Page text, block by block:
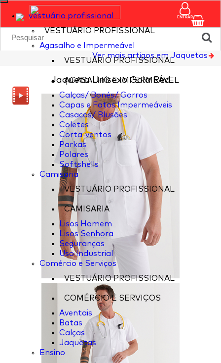
vestuário profissional
VESTUÁRIO PROFISSIONAL
Agasalho e Impermeável
VESTUÁRIO PROFISSIONAL
AGASALHO E IMPERMEÁVEL
Calças/ Bonés/ Gorros
Capas e Fatos Impermeáveis
Casacos/ Blusões
Coletes
Corta-ventos
Parkas
Polares
Softshells
Camisaria
VESTUÁRIO PROFISSIONAL
CAMISARIA
Lisos Homem
Lisos Senhora
Seguranças
Uso Industrial
Comércio e Serviços
VESTUÁRIO PROFISSIONAL
COMÉRCIO E SERVIÇOS
Aventais
Batas
Calças
Jaquetas
Ensino
ENTRAR
Ver mais artigos em Jaquetas
Jaqueta Unisexo Gola Red